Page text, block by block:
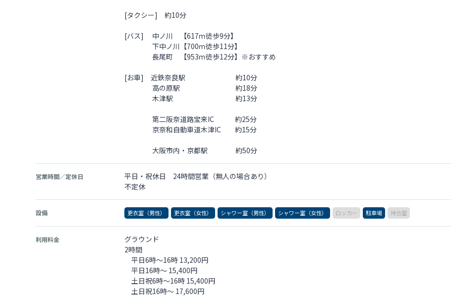
[タクシー] 約10分
[バス] 中ノ川 【617ｍ徒歩9分】
下中ノ川【700ｍ徒歩11分】
長尾町 【953ｍ徒歩12分】※おすすめ
[お車] 近鉄奈良駅 約10分
高の原駅 約18分
木津駅 約13分
第二阪奈道路宝来IC 約25分
京奈和自動車道木津IC 約15分
大阪市内・京都駅 約50分
営業時間／定休日
平日・祝休日 24時間営業（無人の場合あり）
不定休
設備 更衣室（男性） 更衣室（女性） シャワー室（男性） シャワー室（女性） ロッカー 駐車場 待合室
利用料金
グラウンド
2時間
平日6時〜16時 13,200円
平日16時〜 15,400円
土日祝6時〜16時 15,400円
土日祝16時～ 17,600円